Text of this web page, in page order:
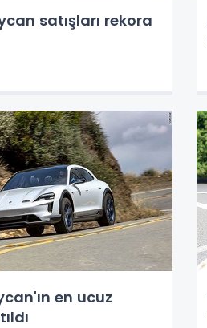
satışları rekora
en ucuz